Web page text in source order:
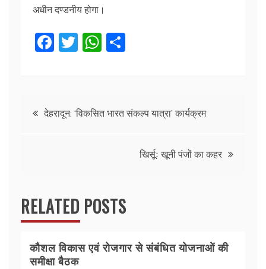
अधीन दण्डनीय होगा।
F
b
T
W
A
Postदेहरादून: ‘विकसित भारत संकल्प यात्रा’ कार्यक्रम
खिर्सूः खूनी पंजों का कहर
RELATED POSTS
कौशल विकास एवं रोजगार से संबंधित योजनाओं की
समीक्षा बैठक